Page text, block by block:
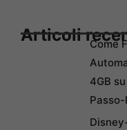
Articoli
Come
4GB